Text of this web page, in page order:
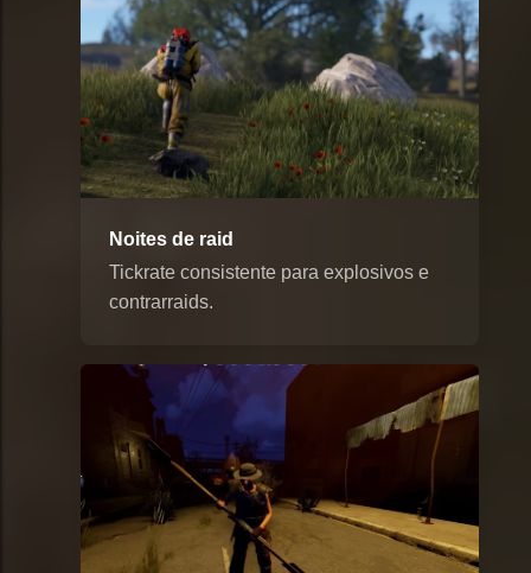
Noites de raid
Tickrate consistente para explosivos e
contrarraids.